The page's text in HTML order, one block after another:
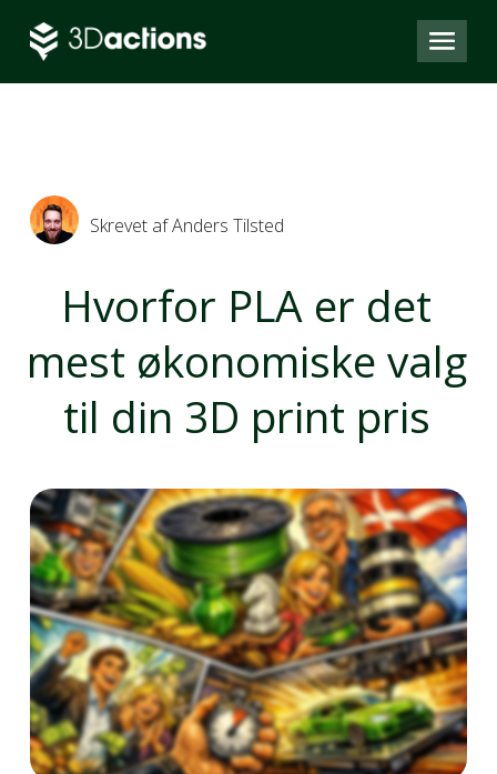
Hvorfor PLA er det
mest økonomiske valg
til din 3D print pris
Skrevet af Anders Tilsted